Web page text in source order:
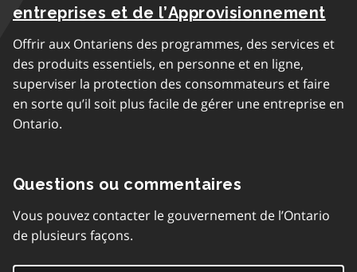
entreprises et de l’Approvisionnement
Offrir aux Ontariens des programmes, des services et
des produits essentiels, en personne et en ligne,
superviser la protection des consommateurs et faire
en sorte qu’il soit plus facile de gérer une entreprise en
Ontario.
Questions ou commentaires
Vous pouvez contacter le gouvernement de l’Ontario
de plusieurs façons.